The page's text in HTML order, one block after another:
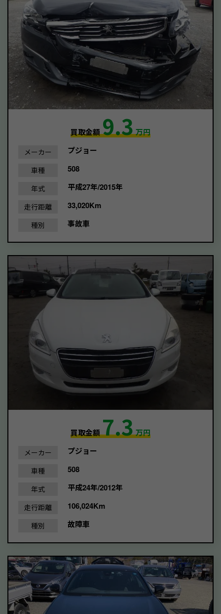
買取金額9.3万円
メーカー プジョー
車種 508
年式 平成27年/2015年
走行距離 33,020Km
種別 事故車
買取金額7.3万円
メーカー プジョー
車種 508
年式 平成24年/2012年
走行距離 106,024Km
種別 故障車